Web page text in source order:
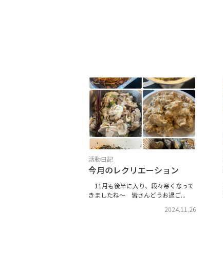
活動日記
今月のレクリエーション
11月も後半に入り、段々寒くなって
きましたね～ 皆さんどうお過ご...
2024.11.26